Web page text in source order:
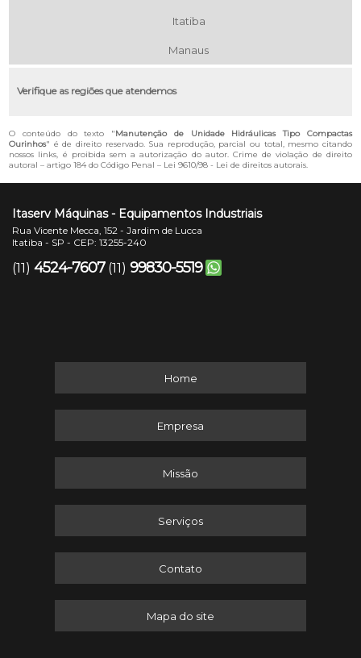
Itatiba
Manaus
Verifique as regiões que atendemos
O conteúdo do texto "Manutenção de Unidade Hidráulicas Tipo Compactas
Ourinhos" é de direito reservado. Sua reprodução, parcial ou total, mesmo citando
nossos links, é proibida sem a autorização do autor. Crime de violação de direito
autoral – artigo 184 do Código Penal – Lei 9610/98 - Lei de direitos autorais.
Itaserv Máquinas - Equipamentos Industriais
Rua Vicente Mecca, 152 - Jardim de Lucca
Itatiba - SP - CEP: 13255-240
(11) 4524-7607 (11) 99830-5519
Home
Empresa
Missão
Serviços
Contato
Mapa do site